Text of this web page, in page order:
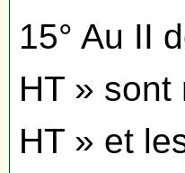
15° Au II
HT »
HT » et